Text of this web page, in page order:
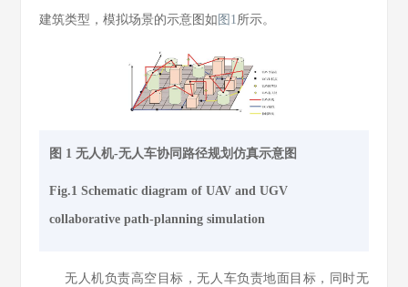
建筑类型，模拟场景的示意图如 图1所示。
图 1 无人机-无人车协同路径规划仿真示意图
Fig.1 Schematic diagram of UAV and UGV
collaborative path-planning simulation
无人机负责高空目标，无人车负责地面目标，同时无